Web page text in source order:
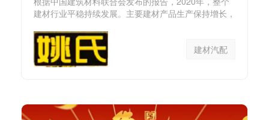
建材行业平稳持续发展。主要建材产品生产保持增长，
建材汽配